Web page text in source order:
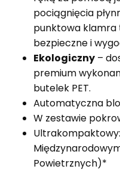
pociągnięcia
punktowa klamra
bezpieczne i
Ekologiczny –
premium
butelek PET.
Automatyczna
W zestawie
Powietrznych)*